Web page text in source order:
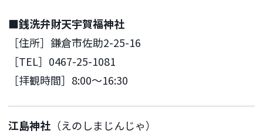
■銭洗弁財天宇賀福神社
［住所］鎌倉市佐助2-25-16
［TEL］0467-25-1081
［拝観時間］8:00～16:30
江島神社 （えのしまじんじゃ）